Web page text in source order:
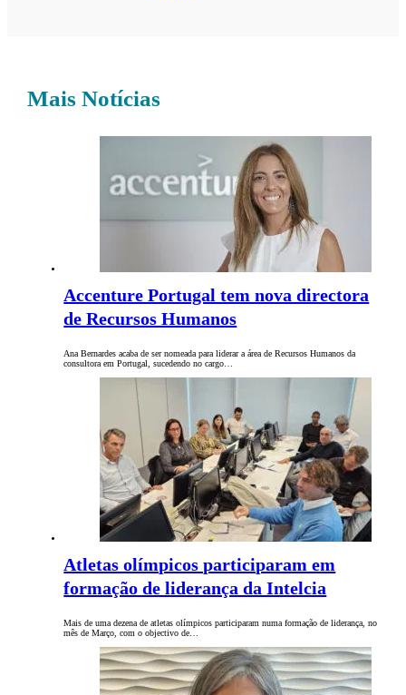
Mais Notícias
Accenture Portugal tem nova directora
de Recursos Humanos
Ana Bernardes acaba de ser nomeada para liderar a área de Recursos Humanos da
consultora em Portugal, sucedendo no cargo…
Atletas olímpicos participaram em
formação de liderança da Intelcia
Mais de uma dezena de atletas olímpicos participaram numa formação de liderança, no
mês de Março, com o objectivo de…